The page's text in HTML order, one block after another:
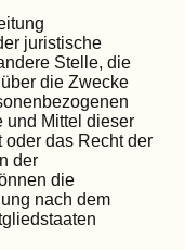
juristische
Stelle, die
die Zwecke
und Mittel dieser
oder das Recht der
der
die
nach dem